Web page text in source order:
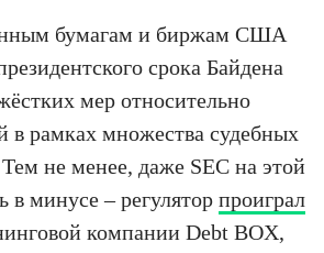
бумагам и биржам США
срока Байдена
мер относительно
в рамках множества судебных
Тем не менее, даже SEC на этой
в минусе – регулятор проиграл
компании Debt BOX,